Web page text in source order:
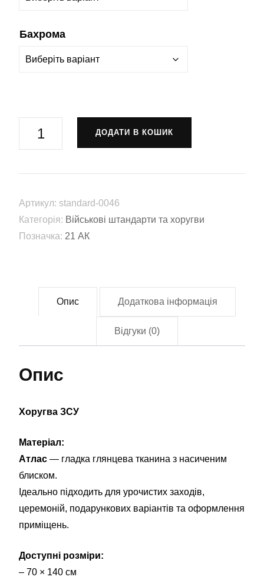
Бахрома
корпус
АК)
(standard-
0046)
ДОДАТИ В КОШИК
Артикул: standard-0046
Категорія: Військові штандарти та хоругви
Позначка: 21 АК
Опис Додаткова інформація
Відгуки (0)
Опис
Хоругва ЗСУ
Матеріал:
Атлас — гладка глянцева тканина з насиченим
блиском.
Ідеально підходить для урочистих заходів,
церемоній, подарункових варіантів та оформлення
приміщень.
Доступні розміри:
– 70 × 140 см